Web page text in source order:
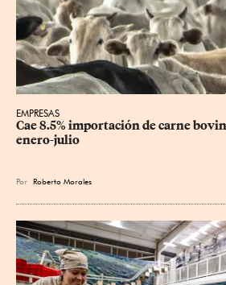
EMPRESAS
Cae 8.5% importación de carne
enero-julio
Por Roberto Morales